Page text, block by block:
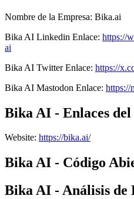
Nombre de la Empresa: Bika.ai
Bika AI Linkedin Enlace: https://
ai
Bika AI Twitter Enlace: https://
Bika AI Mastodon Enlace: https://
Bika AI - Enlaces
Website: https://bika.ai/
Bika AI - Código
Bika AI - Análisis de